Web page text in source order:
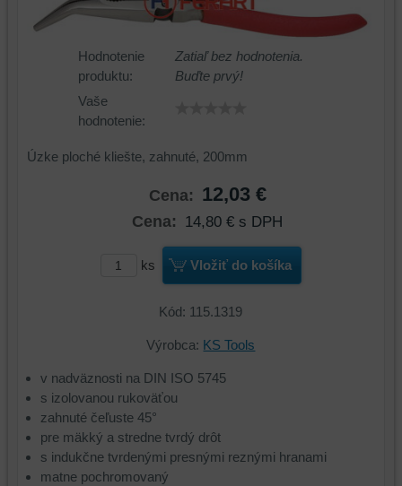
Hodnotenie
produktu:
Zatiaľ bez hodnotenia.
Buďte prvý!
Vaše
hodnotenie:
Úzke ploché kliešte, zahnuté, 200mm
Cena: 12,03 €
Cena: 14,80 € s DPH
ks Vložiť do košíka
Kód: 115.1319
Výrobca: KS Tools
v nadväznosti na DIN ISO 5745
s izolovanou rukoväťou
zahnuté čeľuste 45°
pre mäkký a stredne tvrdý drôt
s indukčne tvrdenými presnými reznými hranami
matne pochromovaný